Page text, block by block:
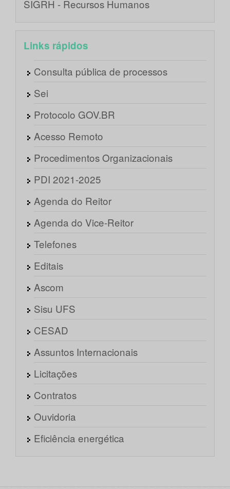
SIGRH - Recursos Humanos
Links rápidos
Consulta pública de processos
Sei
Protocolo GOV.BR
Acesso Remoto
Procedimentos Organizacionais
PDI 2021-2025
Agenda do Reitor
Agenda do Vice-Reitor
Telefones
Editais
Ascom
Sisu UFS
CESAD
Assuntos Internacionais
Licitações
Contratos
Ouvidoria
Eficiência energética